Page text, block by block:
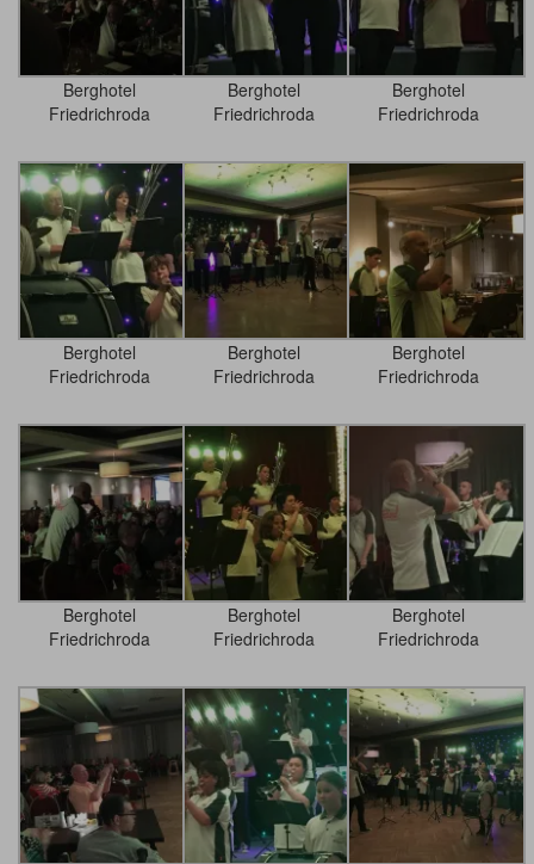
Berghotel
Friedrichroda
Berghotel
Friedrichroda
Berghotel
Friedrichroda
Berghotel
Friedrichroda
Berghotel
Friedrichroda
Berghotel
Friedrichroda
Berghotel
Friedrichroda
Berghotel
Friedrichroda
Berghotel
Friedrichroda